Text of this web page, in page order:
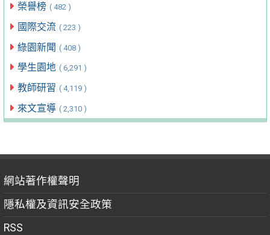
榮譽榜 ( 482 )
國際交流 ( 223 )
綠園新聞 ( 408 )
學生園地 ( 6,291 )
教師研習 ( 4,119 )
來文宣導 ( 2,310 )
網站著作權聲明
隱私權及資訊安全政策
RSS